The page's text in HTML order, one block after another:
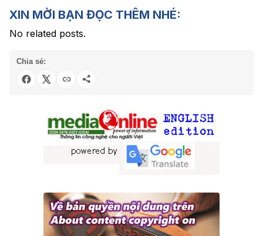
XIN MỜI BẠN ĐỌC THÊM NHÉ:
No related posts.
Chia sẻ: